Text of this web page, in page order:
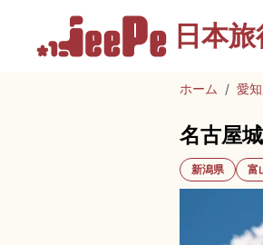
日本
ホーム / 愛
名古屋
新潟県 富